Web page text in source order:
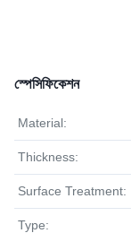
স্পেসিফিকেশন
Material:
Thickness:
Surface Treatment:
Type: